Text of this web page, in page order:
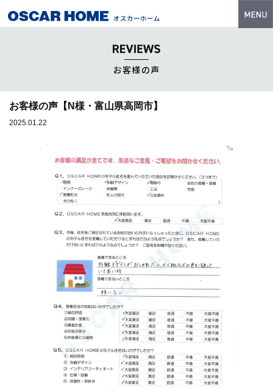
特長
イベント・モデルハウス
建築実例
フォトギャラリー
販売中の物件
スマートセレクト
土地情報
オンライン相談会
お客様の声
お客様の声【N様・富山県高岡市】
2025.01.22